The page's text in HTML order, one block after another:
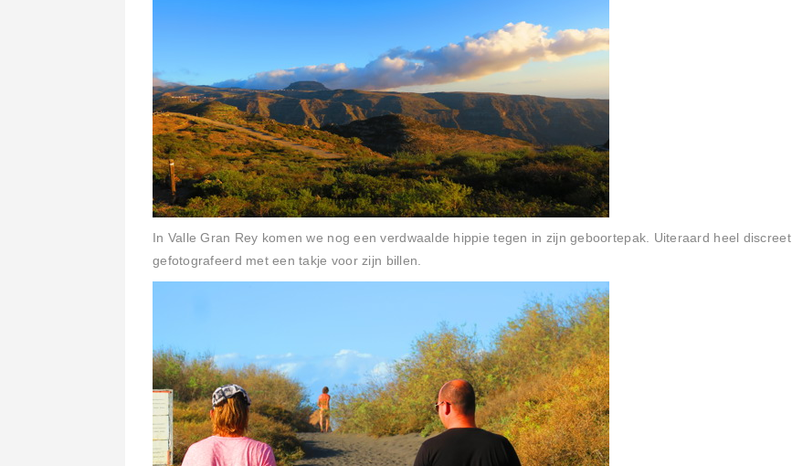
In Valle Gran Rey komen we nog een verdwaalde hippie tegen in zijn geboortepak. Uiteraard heel discreet
gefotografeerd met een takje voor zijn billen.